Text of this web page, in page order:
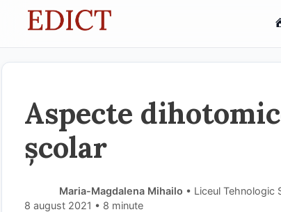
Aspecte
școlar
Maria-Magdalena Mihailo • Liceul Tehnologic
8 august 2021 • 8 minute